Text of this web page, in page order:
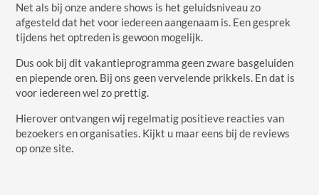
Net als bij onze andere shows is het geluidsniveau zo
afgesteld dat het voor iedereen aangenaam is. Een gesprek
tijdens het optreden is gewoon mogelijk.
Dus ook bij dit vakantieprogramma geen zware basgeluiden
en piepende oren. Bij ons geen vervelende prikkels. En dat is
voor iedereen wel zo prettig.
Hierover ontvangen wij regelmatig positieve reacties van
bezoekers en organisaties. Kijkt u maar eens bij de reviews
op onze site.